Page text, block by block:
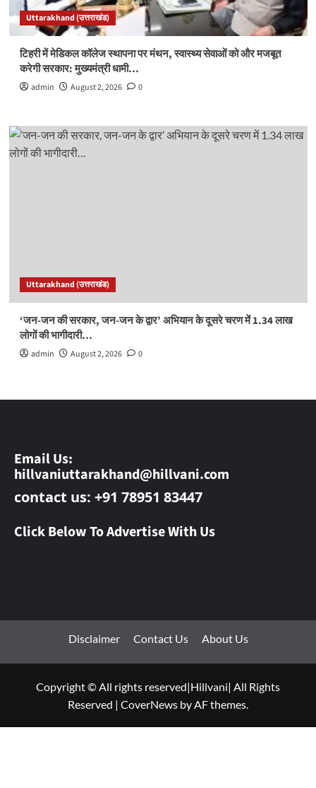
Uttarakhand (उत्तराखंड)
टिहरी में मेडिकल कॉलेज स्थापना पर मंथन, स्वास्थ्य सेवाओं को और मजबूत
करेगी सरकार: मुख्यमंत्री धामी…
admin August 2, 2026 0
Uttarakhand (उत्तराखंड)
‘जन-जन की सरकार, जन-जन के द्वार’ अभियान के दूसरे चरण में 1.34 लाख
लोगों की भागीदारी…
admin August 2, 2026 0
Email Us:
hillvaniuttarakhand@hillvani.com
contact us: +91 78951 83447
Click Below To Advertise With Us
Disclaimer Contact Us About Us
Copyright © All rights reserved|Hillvani| All Rights
Reserved | CoverNews by AF themes.